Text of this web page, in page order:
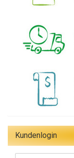
Kundenlogin